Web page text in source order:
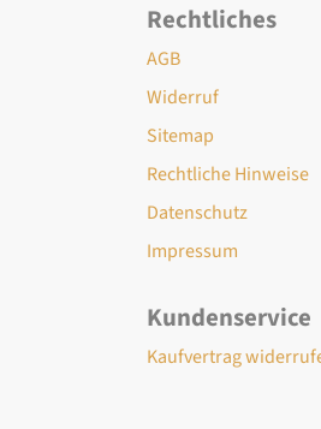
Rechtliches
AGB
Widerruf
Sitemap
Rechtliche Hinweise
Datenschutz
Impressum
Kundenservice
Kaufvertrag